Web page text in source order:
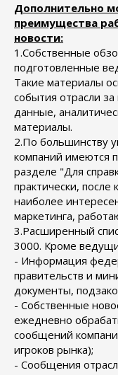
Дополнительно
преимущества
новости:
1.Собственные
подготовленные
Такие материалы
события отрасли
данные,
материалы.
2.По большинству
компаний имеются
разделе "Для
практически,
наиболее
маркетинга,
3.Расширенный
3000. Кроме
- Информация
правительств и
документы,
- Собственные
ежедневно
сообщений
игроков рынка);
- Сообщения